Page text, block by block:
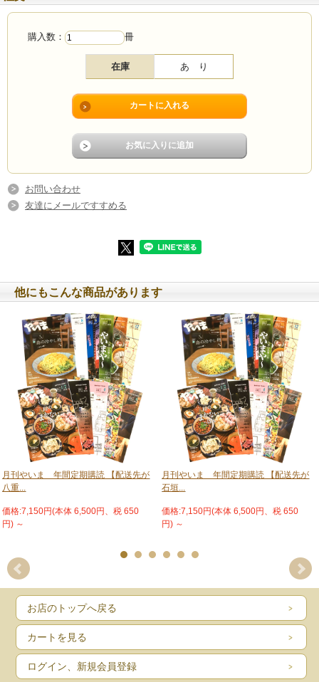
file.154 友好交流 八重山農林高校＆小野高校の昼ごはん
南のひと #83 豊里裕／水野暁子
うたこの日記
ここのコレがんまさーっ！ 第183走者 川満小夜里
まーやのいきもの観察日記 No.97 ヤエヤマカンアオイ
まーる！釣りたいっ!! #19 友利逸樹
石垣佳彦写真館 #127 みなぎる力
資料こぼれ話 #131 島の風土のなかで暮らす／山根頼子
未来巡礼 #106 真実が死ぬと／八重洋一郎
島の風景と歴史 第27回 戦後を拓いた道／松村順一
壷中天地 #273 大田静男
読者のやいま つむぎ
やいま会員紹介
やいま音便り Tanor／大工哲弘
文庫連のオススメするこの一冊 朗読詩 『ひろしまの子』
たんかーアルバム 松井湧くん／saori
歌が生まれる時 第15回 軽トラックかりて／島尻修
MAKE Joy PROJECT REPORT
４コマ漫画 まじむん日記 #43 マップ／すずきくにひこ
八重山方言帳 #30 後半は例えばの話でありまして／大竹芳典
保護犬、保護猫通信
不動産情報
八重山の求人情報
募集・譲ります・譲ってください
編集後記
ペダル奮闘記、地 球飛行と与座英信のフランス日記、COLUMN 籠谷鑑とMAKE
Joy PROJECT REPORT とサステ ナブルアイランド石垣、無声之詩と畦道を歩
く、むかし八重山と島の風景と歴史は隔月連載です。 © 南山舎株式会社 禁・無
断転載
購入数： 冊
在庫 あ り
お問い合わせ
友達にメールですすめる
他にもこんな商品があります
月刊やいま 年間定期購読 【配送先が
八重...
価格:7,150円(本体 6,500円、税 650
円) ～
月刊やいま 年間定期購読 【配送先が
石垣...
価格:7,150円(本体 6,500円、税 650
円) ～
お店のトップへ戻る
カートを見る
ログイン、新規会員登録